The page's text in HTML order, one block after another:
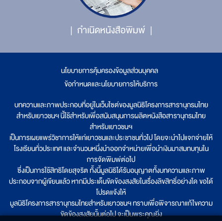
กำเนิดหนังสือพิมพ์
นโยบายการคุ้มครองข้อมูลส่วนบุคคล
ข้อกำหนดและนโยบายการให้บริการ
บทความและภาพประกอบที่อยู่ในเว็บไซต์ของมูลนิธิโครงการสารานุกรมไทย
สำหรับเยาวชนฯ นี้ใช้สำหรับเพื่อสนับสนุนการผลิตหนังสือสารานุกรมไทย
สำหรับเยาวชนฯ
เป็นการเผยแพร่วิชาการให้แก่เยาวชนและประชาชนทั่วไป โดยจะนำไปแจกจ่ายให้
โรงเรียนทั่วประเทศ และจำนวนหนึ่งนำออกจำหน่ายเพื่อนำเงินมาสมทบทุนใน
การจัดพิมพ์ต่อไป
ซึ่งเป็นการใช้สิทธิโดยสุจริต ทั้งนี้มูลนิธิได้รับอนุญาตทั้งบทความและภาพ
ประกอบจากผู้เขียนแล้ว หากมีประเด็นขัดข้องสงสัยในเรื่องลิขสิทธิ์อย่างใด ขอได้
โปรดแจ้งให้
มูลนิธิโครงการสารานุกรมไทยสำหรับเยาวชนฯ ทราบเพื่อพิจารณาแก้ไขความ
ขัดข้องสงสัยนั้นต่อไป จะเป็นพระคุณยิ่ง